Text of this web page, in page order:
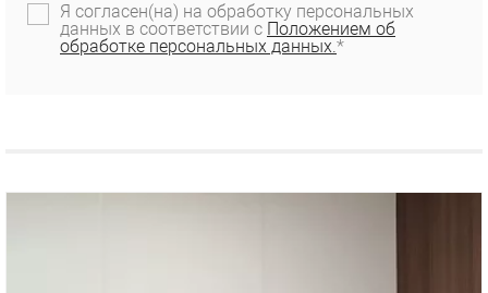
Я согласен(на) на обработку персональных
данных в соответствии с Положением об
обработке персональных данных.*